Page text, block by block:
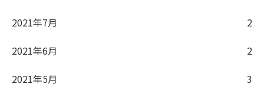
2021年7月
2
2021年6月
2
2021年5月
3